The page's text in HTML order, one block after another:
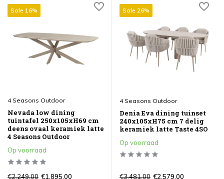
Sale 16%
4 Seasons Outdoor
Nevada low dining
tuintafel 250x105xH69 cm
deens ovaal keramiek latte
4 Seasons Outdoor
Op voorraad
€2.249,00 €1.895,00
Sale 26%
4 Seasons Outdoor
Denia Eva dining tuinset
240x105xH75 cm 7 delig
keramiek latte Taste 4SO
Op voorraad
€3.481,00 €2.579,00